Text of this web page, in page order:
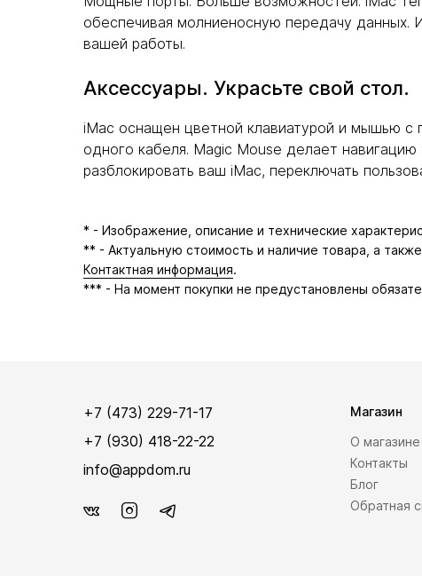
обеспечивая молниеносную передачу
вашей работы.
Аксессуары. Украсьте свой стол.
iMac оснащен цветной клавиатурой и мышью
одного кабеля. Magic Mouse делает
разблокировать ваш iMac, переключать
* - Изображение, описание и технические
** - Актуальную стоимость и наличие товара, а
Контактная информация.
*** - На момент покупки не предустановлены
+7 (473) 229-71-17
+7 (930) 418-22-22
info@appdom.ru
Магазин
О магазине
Контакты
Блог
Обратная